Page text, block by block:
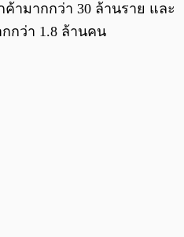
ามากกว่า 30 ล้านราย และ
กว่า 1.8 ล้านคน